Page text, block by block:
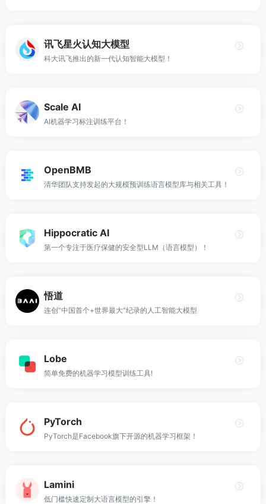
讯飞星火认知大模型
科大讯飞推出的新一代认知智能大模型！
Scale AI
AI机器学习标注训练平台！
OpenBMB
清华团队支持发起的大规模预训练语言模型库与相关工具！
Hippocratic AI
第一个专注于医疗保健的安全型LLM（语言模型）！
悟道
连创“中国首个+世界最大”纪录的人工智能大模型
Lobe
简单免费的机器学习模型训练工具!
PyTorch
PyTorch是Facebook旗下开源的机器学习框架！
Lamini
低门槛快速定制大语言模型的引擎！